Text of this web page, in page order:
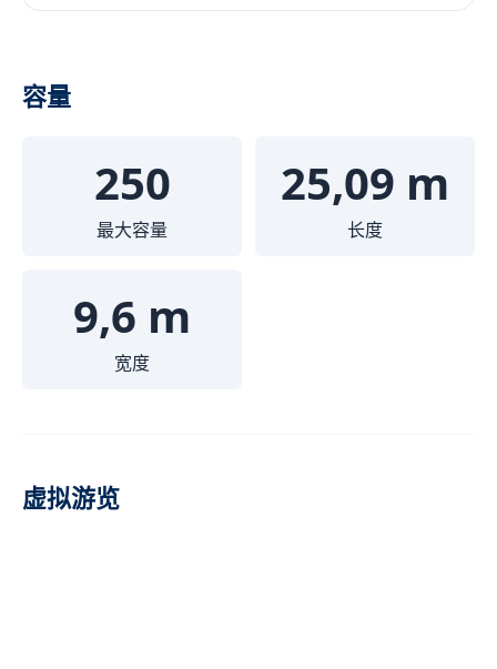
容量
250
最大容量
25,09 m
长度
9,6 m
宽度
虚拟游览